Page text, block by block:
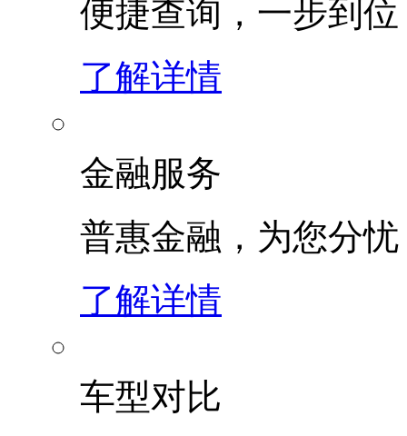
便捷查询，一步到位
了解详情
金融服务
普惠金融，为您分忧
了解详情
车型对比